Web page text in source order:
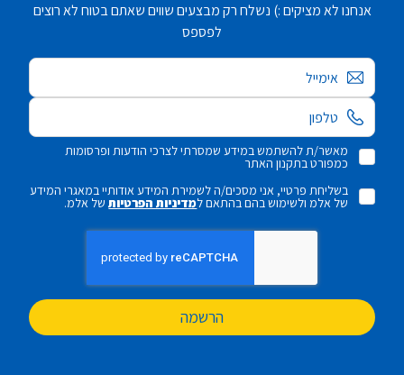
אנחנו לא מציקים :) נשלח רק מבצעים שווים שאתם בטוח לא רוצים
לפספס
אימייל
מאשר/ת להשתמש במידע שמסרתי לצרכי הודעות ופרסומות
כמפורט בתקנון האתר
בשליחת פרטיי, אני מסכים/ה לשמירת המידע אודותיי במאגרי המידע
של אלמ ולשימוש בהם בהתאם למדיניות הפרטיותשל אלמ.
הרשמה